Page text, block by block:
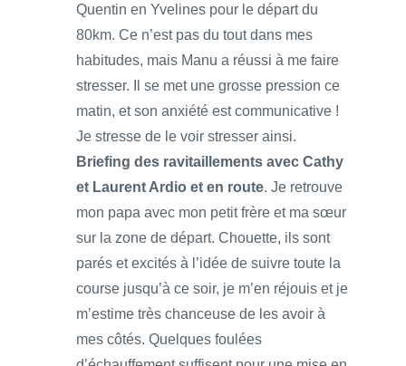
Quentin en Yvelines pour le départ du
80km. Ce n’est pas du tout dans mes
habitudes, mais Manu a réussi à me faire
stresser. Il se met une grosse pression ce
matin, et son anxiété est communicative !
Je stresse de le voir stresser ainsi.
Briefing des ravitaillements avec Cathy
et Laurent Ardio et en route. Je retrouve
mon papa avec mon petit frère et ma sœur
sur la zone de départ. Chouette, ils sont
parés et excités à l’idée de suivre toute la
course jusqu’à ce soir, je m’en réjouis et je
m’estime très chanceuse de les avoir à
mes côtés. Quelques foulées